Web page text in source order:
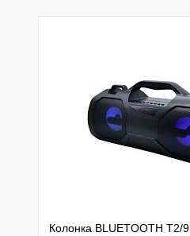
Колонка BLUETOOTH T2/9